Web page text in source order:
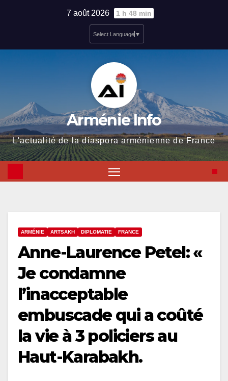
7 août 2026 1 h 48 min
Select Language ▼
Arménie Info
L'actualité de la diaspora arménienne de France
ARMÉNIE ARTSAKH DIPLOMATIE FRANCE
Anne-Laurence Petel: «
Je condamne
l’inacceptable
embuscade qui a coûté
la vie à 3 policiers au
Haut-Karabakh.